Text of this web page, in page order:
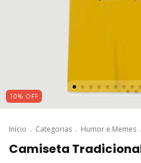
10% OFF
Início . Categorias . Humor e Memes .
Camiseta